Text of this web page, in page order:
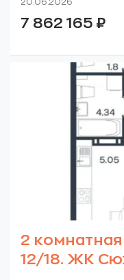
20.06.2026
7 862 165 ₽
2 комнатная
12/18. ЖК